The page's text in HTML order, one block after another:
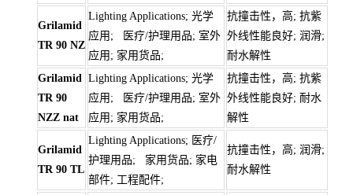
Grilamid
TR 90 NZ
Lighting Applications; 光学
应用; 医疗/护理用品; 室外
应用; 家用货品;
抗撞击性，高; 抗紫
外线性能良好; 润滑;
耐水解性
Grilamid
TR 90
NZZ nat
Lighting Applications; 光学
应用; 医疗/护理用品; 室外
应用; 家用货品;
抗撞击性，高; 抗紫
外线性能良好; 耐水
解性
Grilamid
TR 90 TL
Lighting Applications; 医疗/
护理用品; 家用货品; 家电
部件; 工程配件;
抗撞击性，高; 润滑;
耐水解性